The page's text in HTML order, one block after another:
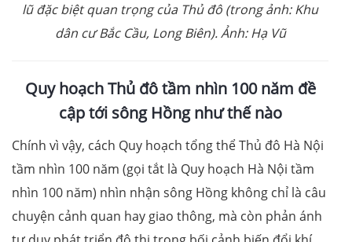
lũ đặc biệt quan trọng của Thủ đô (trong ảnh: Khu
dân cư Bắc Cầu, Long Biên). Ảnh: Hạ Vũ
Quy hoạch Thủ đô tầm nhìn 100 năm đề
cập tới sông Hồng như thế nào
Chính vì vậy, cách Quy hoạch tổng thể Thủ đô Hà Nội
tầm nhìn 100 năm (gọi tắt là Quy hoạch Hà Nội tầm
nhìn 100 năm) nhìn nhận sông Hồng không chỉ là câu
chuyện cảnh quan hay giao thông, mà còn phản ánh